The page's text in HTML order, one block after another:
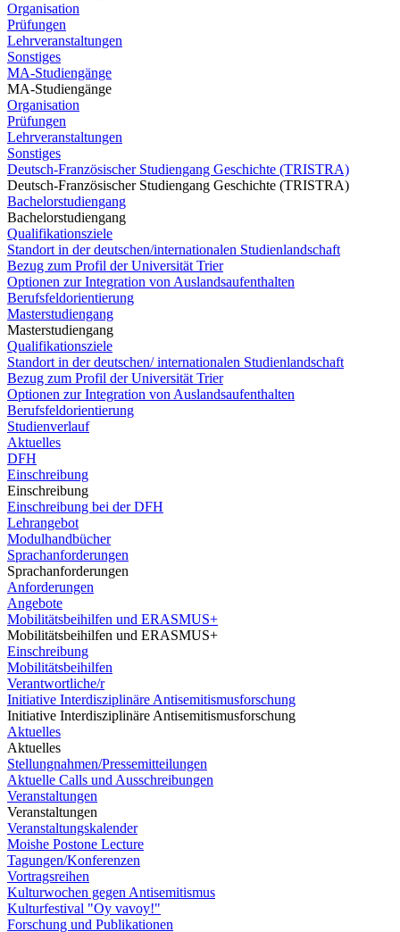
Organisation
Prüfungen
Lehrveranstaltungen
Sonstiges
MA-Studiengänge
MA-Studiengänge
Organisation
Prüfungen
Lehrveranstaltungen
Sonstiges
Deutsch-Französischer Studiengang Geschichte (TRISTRA)
Deutsch-Französischer Studiengang Geschichte (TRISTRA)
Bachelorstudiengang
Bachelorstudiengang
Qualifikationsziele
Standort in der deutschen/internationalen Studienlandschaft
Bezug zum Profil der Universität Trier
Optionen zur Integration von Auslandsaufenthalten
Berufsfeldorientierung
Masterstudiengang
Masterstudiengang
Qualifikationsziele
Standort in der deutschen/ internationalen Studienlandschaft
Bezug zum Profil der Universität Trier
Optionen zur Integration von Auslandsaufenthalten
Berufsfeldorientierung
Studienverlauf
Aktuelles
DFH
Einschreibung
Einschreibung
Einschreibung bei der DFH
Lehrangebot
Modulhandbücher
Sprachanforderungen
Sprachanforderungen
Anforderungen
Angebote
Mobilitätsbeihilfen und ERASMUS+
Mobilitätsbeihilfen und ERASMUS+
Einschreibung
Mobilitätsbeihilfen
Verantwortliche/r
Initiative Interdisziplinäre Antisemitismusforschung
Initiative Interdisziplinäre Antisemitismusforschung
Aktuelles
Aktuelles
Stellungnahmen/Pressemitteilungen
Aktuelle Calls und Ausschreibungen
Veranstaltungen
Veranstaltungen
Veranstaltungskalender
Moishe Postone Lecture
Tagungen/Konferenzen
Vortragsreihen
Kulturwochen gegen Antisemitismus
Kulturfestival "Oy vavoy!"
Forschung und Publikationen